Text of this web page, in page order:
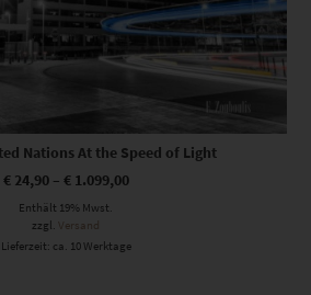
Nations At the Speed of Light
€24,90– €1.099,00
Enthält 19% Mwst.
zzgl.
Versand
Lieferzeit: ca. 10 Werktage